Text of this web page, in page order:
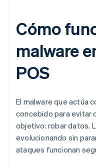
Cómo
malware
POS
El malware que actúa
concebido para evitar
objetivo: robar datos.
evolucionando sin
ataques funcionan